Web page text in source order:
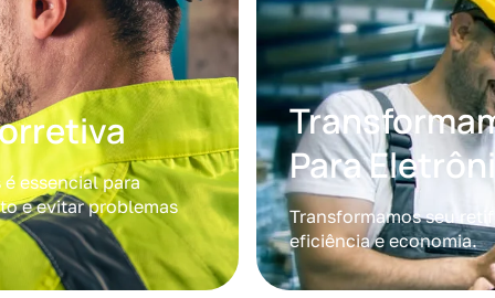
é essencial para
e evitar problemas
Para
Transformamos seu
eficiência e economia.